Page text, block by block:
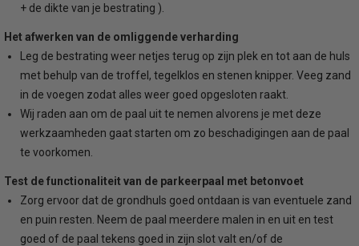
+ de dikte van je bestrating ).
Het afwerken van de omliggende verharding
Leg de bestrating weer netjes terug op zijn plek en tot aan de huls
met behulp van de troffel, tegelklos en stenen knipper. Veeg zand
in de voegen zodat alles weer goed opgesloten raakt.
Wij raden aan om de paal uit te nemen alvorens je met deze
werkzaamheden gaat starten om zo beschadigingen aan de paal
te voorkomen.
Test de functionaliteit van de parkeerpaal met betonvoet
Zorg ervoor dat de grondhuls goed ontdaan is van eventuele zand
en puin resten. Neem de paal meerdere malen in en uit en test
goed of de paal tekens goed in zijn slot valt en/of de